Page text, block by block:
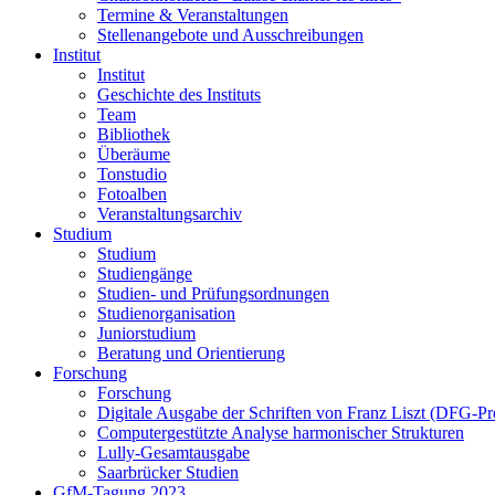
Termine & Veranstaltungen
Stellenangebote und Ausschreibungen
Institut
Institut
Geschichte des Instituts
Team
Bibliothek
Überäume
Tonstudio
Fotoalben
Veranstaltungsarchiv
Studium
Studium
Studiengänge
Studien- und Prüfungsordnungen
Studienorganisation
Juniorstudium
Beratung und Orientierung
Forschung
Forschung
Digitale Ausgabe der Schriften von Franz Liszt (DFG-
Computergestützte Analyse harmonischer Strukturen
Lully-Gesamtausgabe
Saarbrücker Studien